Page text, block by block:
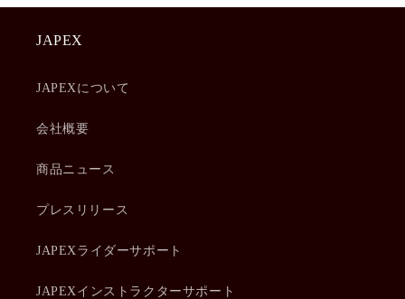
JAPEX
JAPEXについて
会社概要
商品ニュース
プレスリリース
JAPEXライダーサポート
JAPEXインストラクターサポート